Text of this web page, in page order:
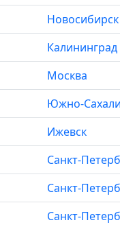
Новосибирск
Калининград
Москва
Южно-
Ижевск
Санкт-
Санкт-
Санкт-